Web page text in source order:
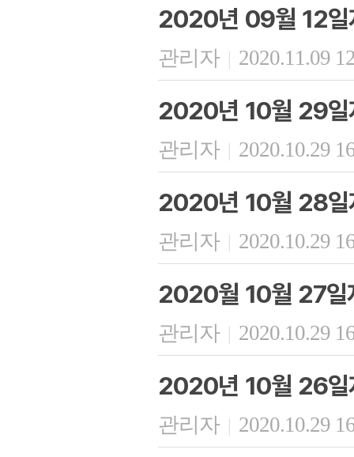
2020년 09월 12일
관리자 | 2020.11.09
2020년 10월 29일
관리자 | 2020.10.29
2020년 10월 28일
관리자 | 2020.10.29
2020월 10월 27일
관리자 | 2020.10.29
2020년 10월 26일
관리자 | 2020.10.29